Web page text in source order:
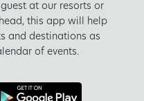
at our resorts or
this app will help
and destinations as
of events.